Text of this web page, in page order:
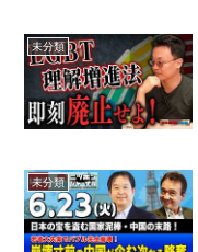
未分類
未分類